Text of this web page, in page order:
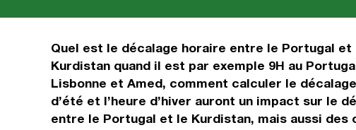
Quel est le décalage horaire entre le Portugal
Kurdistan quand il est par exemple 9H au
Lisbonne et Amed, comment calculer le
d’été et l’heure d’hiver auront un impact sur le
entre le Portugal et le Kurdistan, mais aussi